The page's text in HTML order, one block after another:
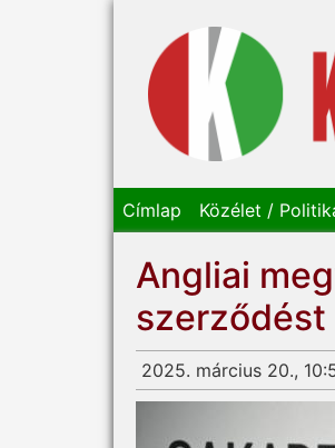
Címlap Közélet /
Angliai
szerződést
2025. március 20.,